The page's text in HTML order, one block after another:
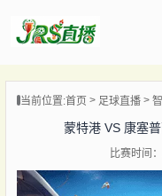
播
像
当前位置:首页 足球直播
蒙特港 VS 康塞
比赛时间